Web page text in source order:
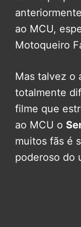
ao MCU,
Motoqueiro
Mas talvez o
totalmente
filme que
ao MCU o
muitos fãs é
poderoso do